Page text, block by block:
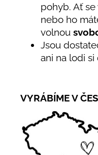
pohyb. Ať
nebo ho
volnou
Jsou
ani na lodi si
VYRÁBÍME V